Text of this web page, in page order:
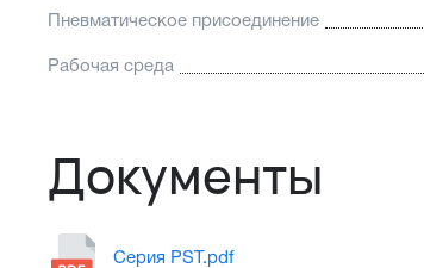
Пневматическое присоединение
Рабочая среда
Документы
Серия PST.pdf